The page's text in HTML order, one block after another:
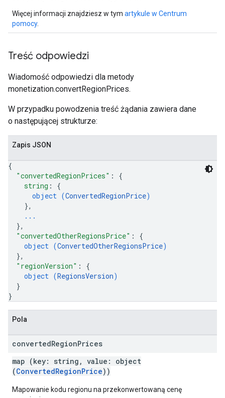
Więcej informacji znajdziesz w tym artykule w Centrum
pomocy.
Treść odpowiedzi
Wiadomość odpowiedzi dla metody
monetization.convertRegionPrices.
W przypadku powodzenia treść żądania zawiera dane
o następującej strukturze:
Zapis JSON
{
"convertedRegionPrices" : {
string : {
object (ConvertedRegionPrice)
},
...
},
"convertedOtherRegionsPrice" : {
object (ConvertedOtherRegionsPrice)
},
"regionVersion" : {
object (RegionsVersion)
}
}
Pola
convertedRegionPrices
map (key: string, value: object
(ConvertedRegionPrice))
Mapowanie kodu regionu na przekonwertowaną cenę